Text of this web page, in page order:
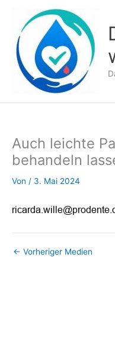
springen
Auch leichte
behandeln
Von / 3. Mai 2024
← Vorheriger Medien